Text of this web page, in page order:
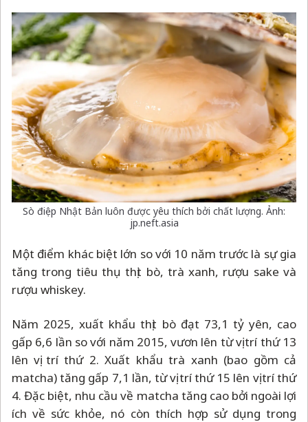
Sò điệp Nhật Bản luôn được yêu thích bởi chất lượng. Ảnh:
jp.neft.asia
Một điểm khác biệt lớn so với 10 năm trước là sự gia
tăng trong tiêu thụ thịt bò, trà xanh, rượu sake và
rượu whiskey.
Năm 2025, xuất khẩu thịt bò đạt 73,1 tỷ yên, cao
gấp 6,6 lần so với năm 2015, vươn lên từ vị trí thứ 13
lên vị trí thứ 2. Xuất khẩu trà xanh (bao gồm cả
matcha) tăng gấp 7,1 lần, từ vị trí thứ 15 lên vị trí thứ
4. Đặc biệt, nhu cầu về matcha tăng cao bởi ngoài lợi
ích về sức khỏe, nó còn thích hợp sử dụng trong